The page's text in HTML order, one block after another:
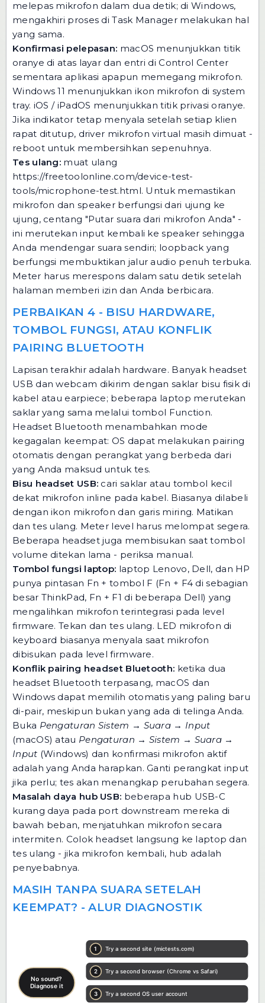
melepas mikrofon dalam dua detik; di Windows,
mengakhiri proses di Task Manager melakukan hal
yang sama.
Konfirmasi pelepasan: macOS menunjukkan titik
oranye di atas layar dan entri di Control Center
sementara aplikasi apapun memegang mikrofon.
Windows 11 menunjukkan ikon mikrofon di system
tray. iOS / iPadOS menunjukkan titik privasi oranye.
Jika indikator tetap menyala setelah setiap klien
rapat ditutup, driver mikrofon virtual masih dimuat -
reboot untuk membersihkan sepenuhnya.
Tes ulang: muat ulang
https://freetoolonline.com/device-test-
tools/microphone-test.html. Untuk memastikan
mikrofon dan speaker berfungsi dari ujung ke
ujung, centang "Putar suara dari mikrofon Anda" -
ini merutekan input kembali ke speaker sehingga
Anda mendengar suara sendiri; loopback yang
berfungsi membuktikan jalur audio penuh terbuka.
Meter harus merespons dalam satu detik setelah
halaman memberi izin dan Anda berbicara.
PERBAIKAN 4 - BISU HARDWARE,
TOMBOL FUNGSI, ATAU KONFLIK
PAIRING BLUETOOTH
Lapisan terakhir adalah hardware. Banyak headset
USB dan webcam dikirim dengan saklar bisu fisik di
kabel atau earpiece; beberapa laptop merutekan
saklar yang sama melalui tombol Function.
Headset Bluetooth menambahkan mode
kegagalan keempat: OS dapat melakukan pairing
otomatis dengan perangkat yang berbeda dari
yang Anda maksud untuk tes.
Bisu headset USB: cari saklar atau tombol kecil
dekat mikrofon inline pada kabel. Biasanya dilabeli
dengan ikon mikrofon dan garis miring. Matikan
dan tes ulang. Meter level harus melompat segera.
Beberapa headset juga membisukan saat tombol
volume ditekan lama - periksa manual.
Tombol fungsi laptop: laptop Lenovo, Dell, dan HP
punya pintasan Fn + tombol F (Fn + F4 di sebagian
besar ThinkPad, Fn + F1 di beberapa Dell) yang
mengalihkan mikrofon terintegrasi pada level
firmware. Tekan dan tes ulang. LED mikrofon di
keyboard biasanya menyala saat mikrofon
dibisukan pada level firmware.
Konflik pairing headset Bluetooth: ketika dua
headset Bluetooth terpasang, macOS dan
Windows dapat memilih otomatis yang paling baru
di-pair, meskipun bukan yang ada di telinga Anda.
Buka Pengaturan Sistem → Suara → Input
(macOS) atau Pengaturan → Sistem → Suara →
Input (Windows) dan konfirmasi mikrofon aktif
adalah yang Anda harapkan. Ganti perangkat input
jika perlu; tes akan menangkap perubahan segera.
Masalah daya hub USB: beberapa hub USB-C
kurang daya pada port downstream mereka di
bawah beban, menjatuhkan mikrofon secara
intermiten. Colok headset langsung ke laptop dan
tes ulang - jika mikrofon kembali, hub adalah
penyebabnya.
MASIH TANPA SUARA SETELAH
KEEMPAT? - ALUR DIAGNOSTIK